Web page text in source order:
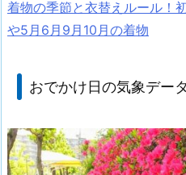
着物の季節と衣替えルール！
や5月6月9月10月の着物
おでかけ日の気象データ